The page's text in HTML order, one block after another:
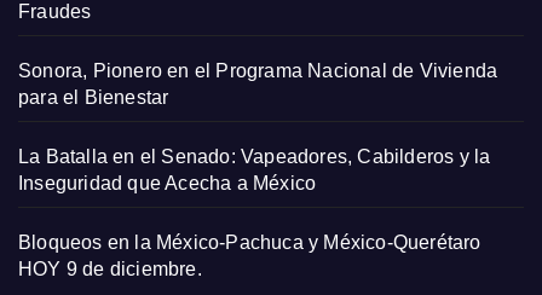
Fraudes
Sonora, Pionero en el Programa Nacional de Vivienda
para el Bienestar
La Batalla en el Senado: Vapeadores, Cabilderos y la
Inseguridad que Acecha a México
Bloqueos en la México-Pachuca y México-Querétaro
HOY 9 de diciembre.